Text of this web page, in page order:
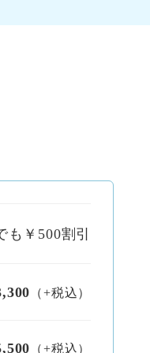
￥500割引
（+税込）
（+税込）